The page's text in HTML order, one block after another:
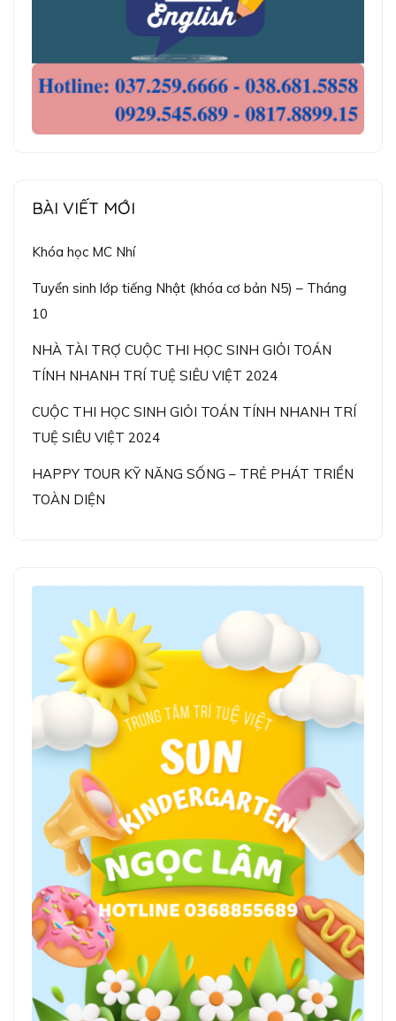
BÀI VIẾT MỚI
Khóa học MC Nhí
Tuyển sinh lớp tiếng Nhật (khóa cơ bản N5) – Tháng
10
NHÀ TÀI TRỢ CUỘC THI HỌC SINH GIỎI TOÁN
TÍNH NHANH TRÍ TUỆ SIÊU VIỆT 2024
CUỘC THI HỌC SINH GIỎI TOÁN TÍNH NHANH TRÍ
TUỆ SIÊU VIỆT 2024
HAPPY TOUR KỸ NĂNG SỐNG – TRẺ PHÁT TRIỂN
TOÀN DIỆN